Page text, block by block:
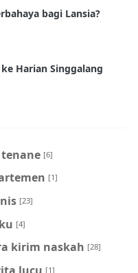
bagi Lansia?
Harian Singgalang
[6]
[1]
[23]
[4]
kirim naskah [28]
lucu [1]